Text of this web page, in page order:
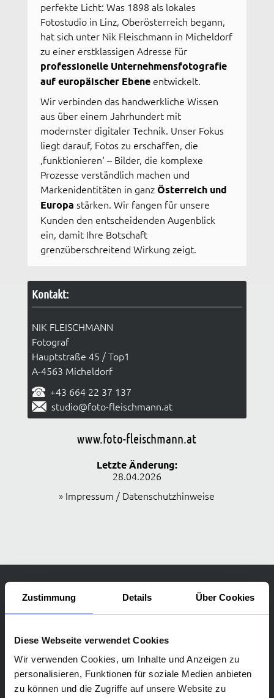
Zustimmung Details Über Cookies
Diese Webseite verwendet Cookies
Wir verwenden Cookies, um Inhalte und Anzeigen zu
personalisieren, Funktionen für soziale Medien anbieten
zu können und die Zugriffe auf unsere Website zu
perfekte Licht: Was 1898 als lokales
Fotostudio in Linz, Oberösterreich begann,
hat sich unter Nik Fleischmann in Micheldorf
zu einer erstklassigen Adresse für
professionelle Unternehmensfotografie
auf europäischer Ebene entwickelt.
Wir verbinden das handwerkliche Wissen
aus über einem Jahrhundert mit
modernster digitaler Technik. Unser Fokus
liegt darauf, Fotos zu erschaffen, die
‚funktionieren‘ – Bilder, die komplexe
Prozesse verständlich machen und
Markenidentitäten in ganzÖsterreich und
Europa stärken. Wir fangen für unsere
Kunden den entscheidenden Augenblick
ein, damit Ihre Botschaft
grenzüberschreitend Wirkung zeigt.
Kontakt:
NIK FLEISCHMANN
Fotograf
Hauptstraße 45 / Top1
A-4563 Micheldorf
+43 664 22 37 137
studio@foto-fleischmann.at
www.foto-fleischmann.at
Letzte Änderung:
28.04.2026
» Impressum / Datenschutzhinweise